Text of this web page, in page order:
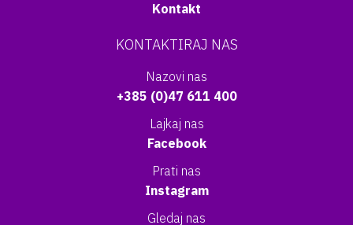
Kontakt
KONTAKTIRAJ NAS
Nazovi nas
+385 (0)47 611 400
Lajkaj nas
Facebook
Prati nas
Instagram
Gledaj nas